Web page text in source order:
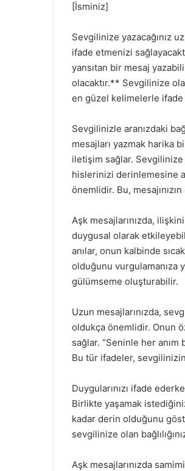
[İsminiz]
Sevgilinize yazacağınız
ifade etmenizi
yansıtan bir mesaj
olacaktır.** Sevgilinize
en güzel kelimelerle
Sevgilinizle aranızdaki
mesajları yazmak harika
iletişim sağlar.
hislerinizi derinlemesine
önemlidir. Bu,
Aşk mesajlarınızda,
duygusal olarak
anılar, onun kalbinde
olduğunu vurgulamanıza
gülümseme oluşturabilir.
Uzun mesajlarınızda,
oldukça önemlidir. Onun
sağlar. “Seninle her
Bu tür ifadeler,
Duygularınızı ifade
Birlikte yaşamak
kadar derin olduğunu
sevgilinize olan
Aşk mesajlarınızda